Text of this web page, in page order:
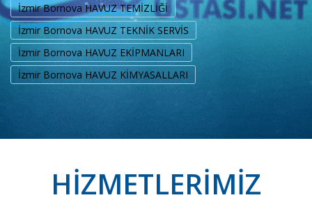
İzmir Bornova HAVUZ TEMİZLİĞİ
İzmir Bornova HAVUZ TEKNİK SERVİS
İzmir Bornova HAVUZ EKİPMANLARI
İzmir Bornova HAVUZ KİMYASALLARI
HİZMETLERİMİZ